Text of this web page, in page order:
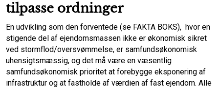
tilpasse ordninger
En udvikling som den forventede (se FAKTA BOKS), hvor en
stigende del af ejendomsmassen ikke er økonomisk sikret
ved stormflod/oversvømmelse, er samfundsøkonomisk
uhensigtsmæssig, og det må være en væsentlig
samfundsøkonomisk prioritet at forebygge eksponering af
infrastruktur og at fastholde af værdien af fast ejendom. Alle